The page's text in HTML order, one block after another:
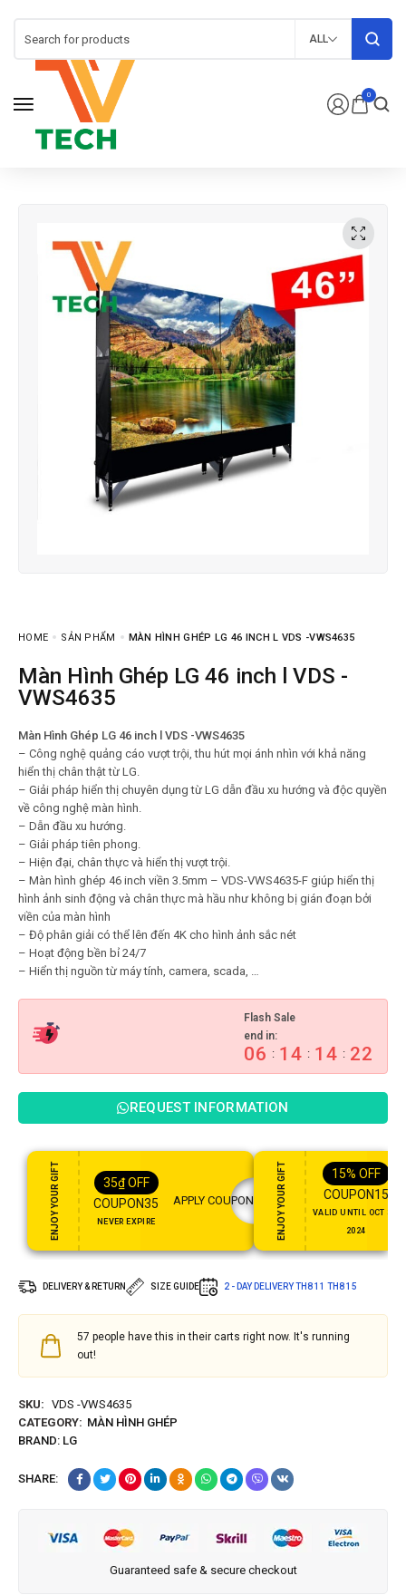
0
ALL
HOME SẢN PHẨM MÀN HÌNH GHÉP LG 46 INCH L VDS -VWS4635
Màn Hình Ghép LG 46 inch l VDS -
VWS4635
Màn Hình Ghép LG 46 inch l VDS -VWS4635
– Công nghệ quảng cáo vượt trội, thu hút mọi ánh nhìn với khả năng
hiển thị chân thật từ LG.
– Giải pháp hiển thị chuyên dụng từ LG dẫn đầu xu hướng và độc quyền
về công nghệ màn hình.
– Dẫn đầu xu hướng.
– Giải pháp tiên phong.
– Hiện đại, chân thực và hiển thị vượt trội.
– Màn hình ghép 46 inch viền 3.5mm – VDS-VWS4635-F giúp hiển thị
hình ảnh sinh động và chân thực mà hầu như không bị gián đoạn bởi
viền của màn hình
– Độ phân giải có thể lên đến 4K cho hình ảnh sắc nét
– Hoạt động bền bỉ 24/7
– Hiển thị nguồn từ máy tính, camera, scada, …
Flash Sale
end in:
06 : 14 : 14 : 21
REQUEST INFORMATION
ENJOY YOUR GIFT 35₫ OFF
COUPON35
NEVER EXPIRE
APPLY COUPON ENJOY YOUR GIFT 15% OFF
COUPON15
VALID UNTIL OCT 31,
2024
DELIVERY & RETURN SIZE GUIDE 2 - DAY DELIVERYTH8 11 TH8 15
57 people have this in their carts right now. It's running
out!
SKU: VDS -VWS4635
CATEGORY: MÀN HÌNH GHÉP
BRAND: LG
SHARE:
Guaranteed safe & secure checkout